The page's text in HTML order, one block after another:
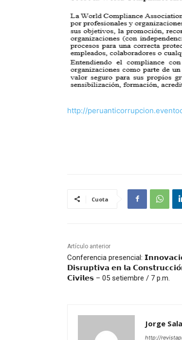
http://
Cuota
Artículo anterior
Conferencia presencial:
𝗗𝗶𝘀𝗿𝘂𝗽𝘁𝗶𝘃𝗮 𝗲𝗻 𝗹𝗮
𝗖𝗶𝘃𝗶𝗹𝗲𝘀 – 05 setiembre / 7 p.m.
Jorge
http://